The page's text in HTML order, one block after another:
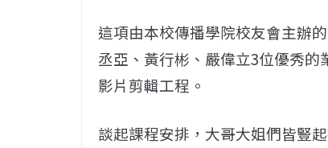
這項由本校傳播學院校友會主辦
丞亞、黃行彬、嚴偉立3位優秀
影片剪輯工程。
談起課程安排，大哥大姐們皆豎